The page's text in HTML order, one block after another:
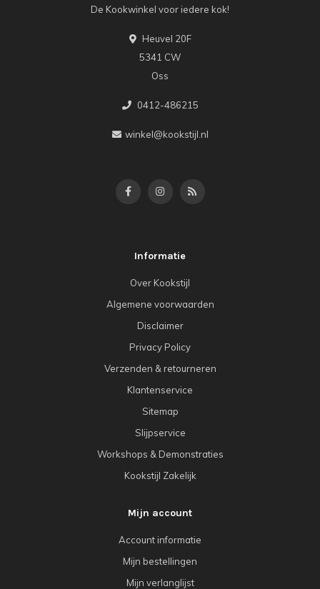
De Kookwinkel voor iedere kok!
Heuvel 20F
5341 CW
Oss
0412-486215
winkel@kookstijl.nl
Informatie
Over Kookstijl
Algemene voorwaarden
Disclaimer
Privacy Policy
Verzenden & retourneren
Klantenservice
Sitemap
Slijpservice
Workshops & Demonstraties
Kookstijl Zakelijk
Mijn account
Account informatie
Mijn bestellingen
Mijn verlanglijst